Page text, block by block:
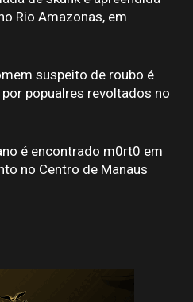
Rio Amazonas, em
suspeito de roubo é
popualres revoltados no
é encontrado m0rt0 em
no Centro de Manaus